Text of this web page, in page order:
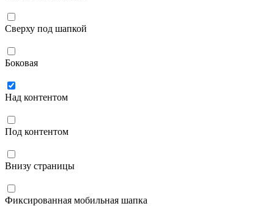
Сверху под шапкой
Боковая
Над контентом
Под контентом
Внизу страницы
Фиксированная мобильная шапка